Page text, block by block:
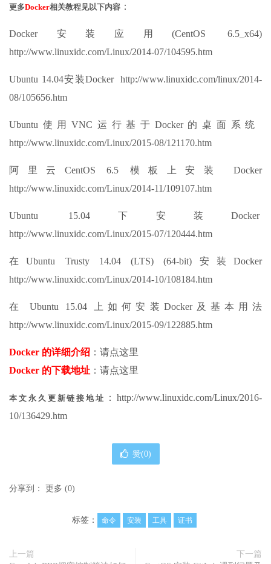
更多Docker相关教程见以下内容 ：
Docker安装应用(CentOS 6.5_x64)
http://www.linuxidc.com/Linux/2014-07/104595.htm
Ubuntu 14.04安装Docker http://www.linuxidc.com/linux/2014-
08/105656.htm
Ubuntu使用VNC运行基于Docker的桌面系统
http://www.linuxidc.com/Linux/2015-08/121170.htm
阿里云CentOS 6.5 模板上安装 Docker
http://www.linuxidc.com/Linux/2014-11/109107.htm
Ubuntu 15.04下安装Docker
http://www.linuxidc.com/Linux/2015-07/120444.htm
在Ubuntu Trusty 14.04 (LTS) (64-bit)安装Docker
http://www.linuxidc.com/Linux/2014-10/108184.htm
在 Ubuntu 15.04 上如何安装Docker及基本用法
http://www.linuxidc.com/Linux/2015-09/122885.htm
Docker 的详细介绍 ：请点这里
Docker 的下载地址 ：请点这里
本文永久更新链接地址
：http://www.linuxidc.com/Linux/2016-
10/136429.htm
赞(0)
分享到： 更多 (0)
标签： 命令 安装 工具 证书
上一篇
下一篇